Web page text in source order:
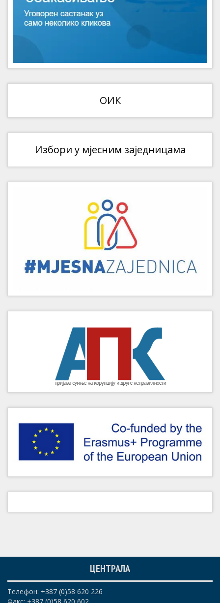
ОИК
Избори у мјесним заједницама
ЦЕНТРАЛА
Телефон: +387 (0)58 620 226
Факс: +387 (0)58 620 602